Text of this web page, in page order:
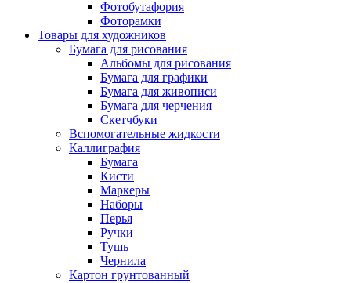
Фотобутафория
Фоторамки
Товары для художников
Бумага для рисования
Альбомы для рисования
Бумага для графики
Бумага для живописи
Бумага для черчения
Скетчбуки
Вспомогательные жидкости
Каллиграфия
Бумага
Кисти
Маркеры
Наборы
Перья
Ручки
Тушь
Чернила
Картон грунтованный